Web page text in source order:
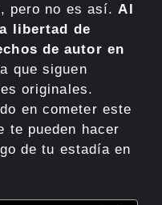
pero no es así.Al
libertad de
de autor en
que siguen
originales.
en cometer este
te pueden hacer
de tu estadía en